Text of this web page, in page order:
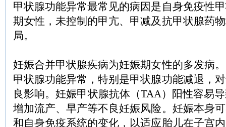
甲状腺功能异常最常见的病因是自身免疫性
期女性，未控制的甲亢、甲减及抗甲状腺药
局。
妊娠合并甲状腺疾病为妊娠期女性的多发病
甲状腺功能异常，特别是甲状腺功能减退，
良影响。妊娠甲状腺抗体（TAA）阳性容易
增加流产、早产等不良妊娠风险。妊娠本身
和自身免疫系统的变化，以适应胎儿在子宫